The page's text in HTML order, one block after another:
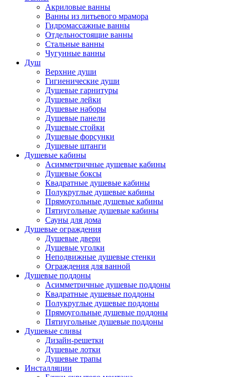
Акриловые ванны
Ванны из литьевого мрамора
Гидромассажные ванны
Отдельностоящие ванны
Стальные ванны
Чугунные ванны
Душ
Верхние души
Гигиенические души
Душевые гарнитуры
Душевые лейки
Душевые наборы
Душевые панели
Душевые стойки
Душевые форсунки
Душевые штанги
Душевые кабины
Асимметричные душевые кабины
Душевые боксы
Квадратные душевые кабины
Полукруглые душевые кабины
Прямоугольные душевые кабины
Пятиугольные душевые кабины
Сауны для дома
Душевые ограждения
Душевые двери
Душевые уголки
Неподвижные душевые стенки
Ограждения для ванной
Душевые поддоны
Асимметричные душевые поддоны
Квадратные душевые поддоны
Полукруглые душевые поддоны
Прямоугольные душевые поддоны
Пятиугольные душевые поддоны
Душевые сливы
Дизайн-решетки
Душевые лотки
Душевые трапы
Инсталляции